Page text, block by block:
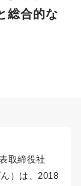
総合的な
取締役社
）は、2018